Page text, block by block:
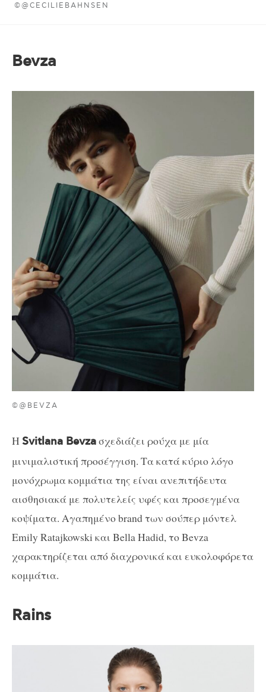
©@CECILIEBAHNSEN
Bevza
©@BEVZA
Η Svitlana Bevzaσχεδιάζει ρούχα με μία
μινιμαλιστική προσέγγιση. Τα κατά κύριο λόγο
μονόχρωμα κομμάτια της είναι ανεπιτήδευτα
αισθησιακά με πολυτελείς υφές και προσεγμένα
κοψίματα. Αγαπημένο brand των σούπερ μόντελ
Emily Ratajkowski και Bella Hadid, το Bevza
χαρακτηρίζεται από διαχρονικά και ευκολοφόρετα
κομμάτια.
Rains